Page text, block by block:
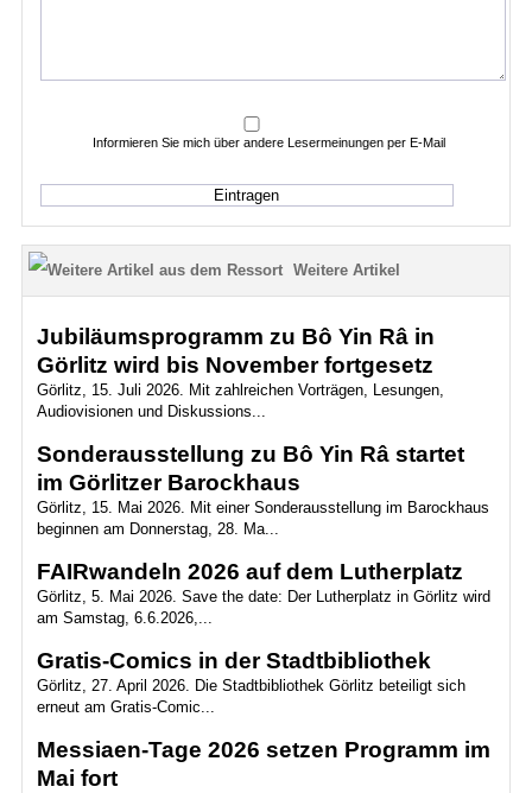
Informieren Sie mich über andere Lesermeinungen per E-Mail
Weitere Artikel
Jubiläumsprogramm zu Bô Yin Râ in
Görlitz wird bis November fortgesetz
Görlitz, 15. Juli 2026. Mit zahlreichen Vorträgen, Lesungen,
Audiovisionen und Diskussions...
Sonderausstellung zu Bô Yin Râ startet
im Görlitzer Barockhaus
Görlitz, 15. Mai 2026. Mit einer Sonderausstellung im Barockhaus
beginnen am Donnerstag, 28. Ma...
FAIRwandeln 2026 auf dem Lutherplatz
Görlitz, 5. Mai 2026. Save the date: Der Lutherplatz in Görlitz wird
am Samstag, 6.6.2026,...
Gratis-Comics in der Stadtbibliothek
Görlitz, 27. April 2026. Die Stadtbibliothek Görlitz beteiligt sich
erneut am Gratis-Comic...
Messiaen-Tage 2026 setzen Programm im
Mai fort